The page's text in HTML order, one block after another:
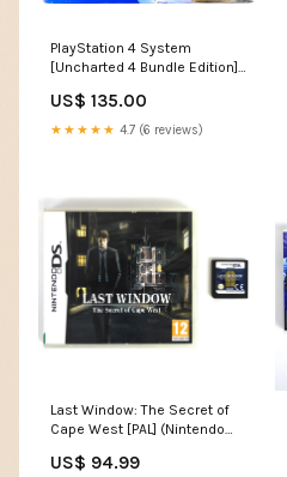
PlayStation 4 System
[Uncharted 4 Bundle Edition]
US$ 135.00
★★★★★ 4.7 (6 reviews)
Last Window: The Secret of
Cape West [PAL] (Nintendo
usure
US$ 94.99